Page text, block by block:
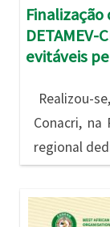
DETAMEV-
evitáveis
Realizou-
Conacri, na
regional
Imagem